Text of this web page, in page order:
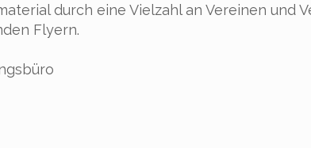
durch eine Vielzahl an Vereinen und
Flyern.